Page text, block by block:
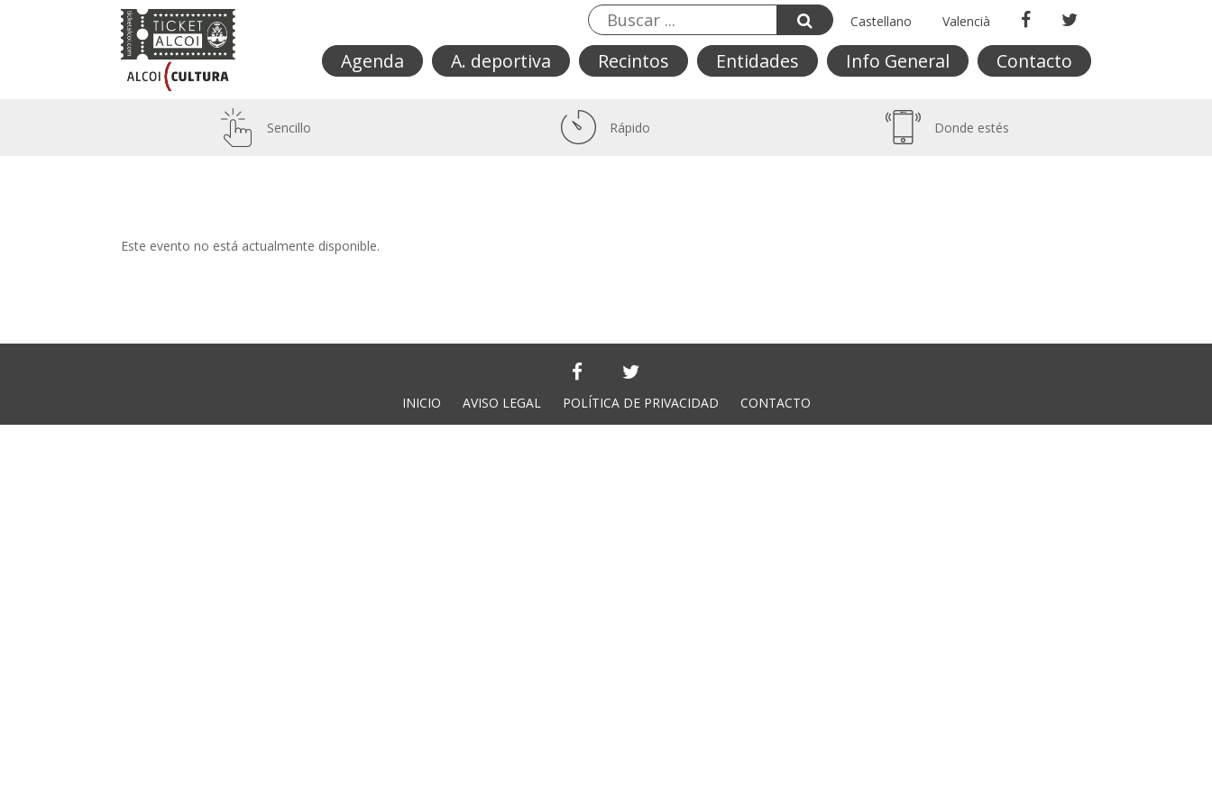
Castellano Valencià
Agenda A. deportiva Recintos Entidades Info General Contacto
Sencillo Rápido Donde estés
Este evento no está actualmente disponible.
INICIO AVISO LEGAL POLÍTICA DE PRIVACIDAD CONTACTO